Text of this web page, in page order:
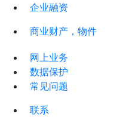
企业融资
商业财产，物件
网上业务
数据保护
常见问题
联系